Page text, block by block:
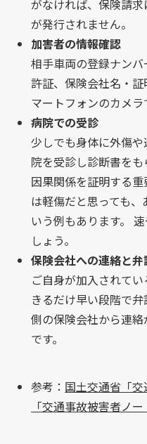
がなければ、保険請求
が発行されません。
加害者の情報確認
相手車両の登録ナン
許証、保険会社名・
マートフォンのカメラ
病院での受診
少しでも身体に外傷
院を受診し診断書を
因果関係を証明する
は軽傷だと思っても
いう例もあります。
しょう。
保険会社への連絡と
ご自身が加入されて
きるだけ早い段階で
側の保険会社から連
です。
参考： 国土交通省「
「交通事故被害者ノー